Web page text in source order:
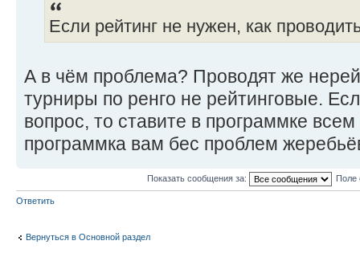
Если рейтинг не нужен, как
А в чём проблема? Проводят же
турниры по ренго не рейтинговые.
вопрос, то ставите в программке
программка вам бес проблем
Показать сообщения за: Поле
Ответить
Вернуться в Основной раздел